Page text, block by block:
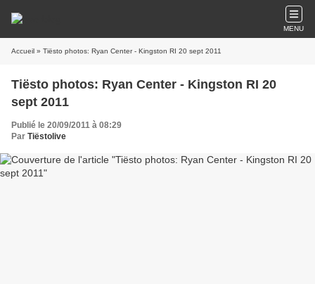
MENU
Accueil » Tiësto photos: Ryan Center - Kingston RI 20 sept 2011
Tiësto photos: Ryan Center - Kingston RI 20
sept 2011
Publié le 20/09/2011 à 08:29
Par Tiëstolive